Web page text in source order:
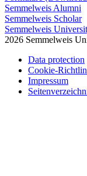
Semmelweis Alumni
Semmelweis Scholar
Semmelweis
2026 Semmelweis
Data protection
Cookie-
Impressum